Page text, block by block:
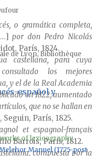
o gramática completa,
por don Pedro Nicolás
París, 1824.
castellana, para cuya
los mejores
y el de la Real Academia
en 1822; aumentado
que no se hallan en
Seguin, París, 1825.
et espagnol-français
Barrois, París, 1812.
compuesta por la
de Lyon, Bibliothèque
español y
of lexicography
Manuel (1775-post